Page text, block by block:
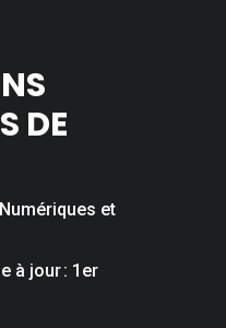
DE
et
à jour : 1er